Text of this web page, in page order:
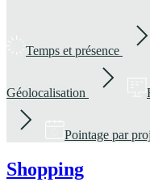
Temps et présence
Géolocalisation
Pointage par
Shopping